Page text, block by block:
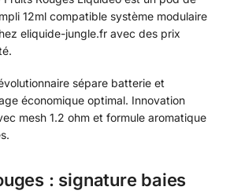
12ml compatible système modulaire
eliquide-jungle.fr avec des prix
sépare batterie et
économique optimal. Innovation
mesh 1.2 ohm et formule aromatique
: signature baies